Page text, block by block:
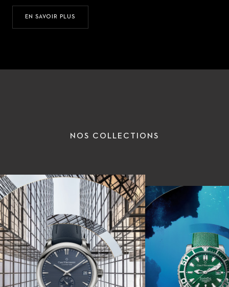
EN SAVOIR PLUS
NOS COLLECTIONS